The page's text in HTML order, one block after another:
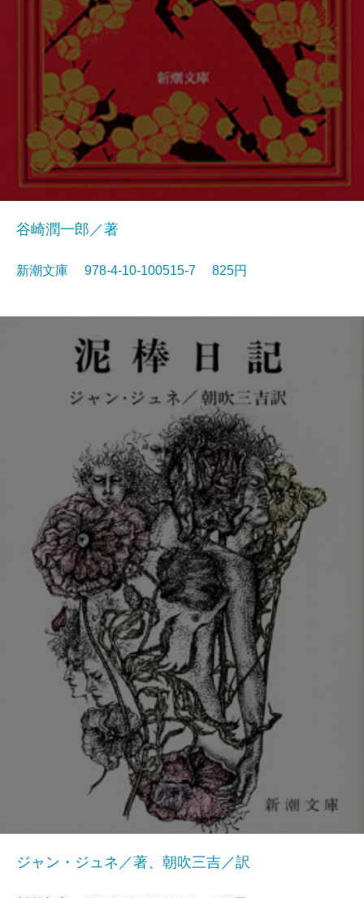
谷崎潤一郎／著
新潮文庫 978-4-10-100515-7 825円
ジャン・ジュネ／著、朝吹三吉／訳